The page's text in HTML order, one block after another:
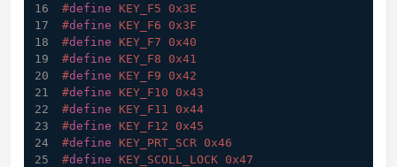
#define KEY_F5 0x3E
#define KEY_F6 0x3F
#define KEY_F7 0x40
#define KEY_F8 0x41
#define KEY_F9 0x42
#define KEY_F10 0x43
#define KEY_F11 0x44
#define KEY_F12 0x45
#define KEY_PRT_SCR 0x46
#define KEY_SCOLL_LOCK 0x47